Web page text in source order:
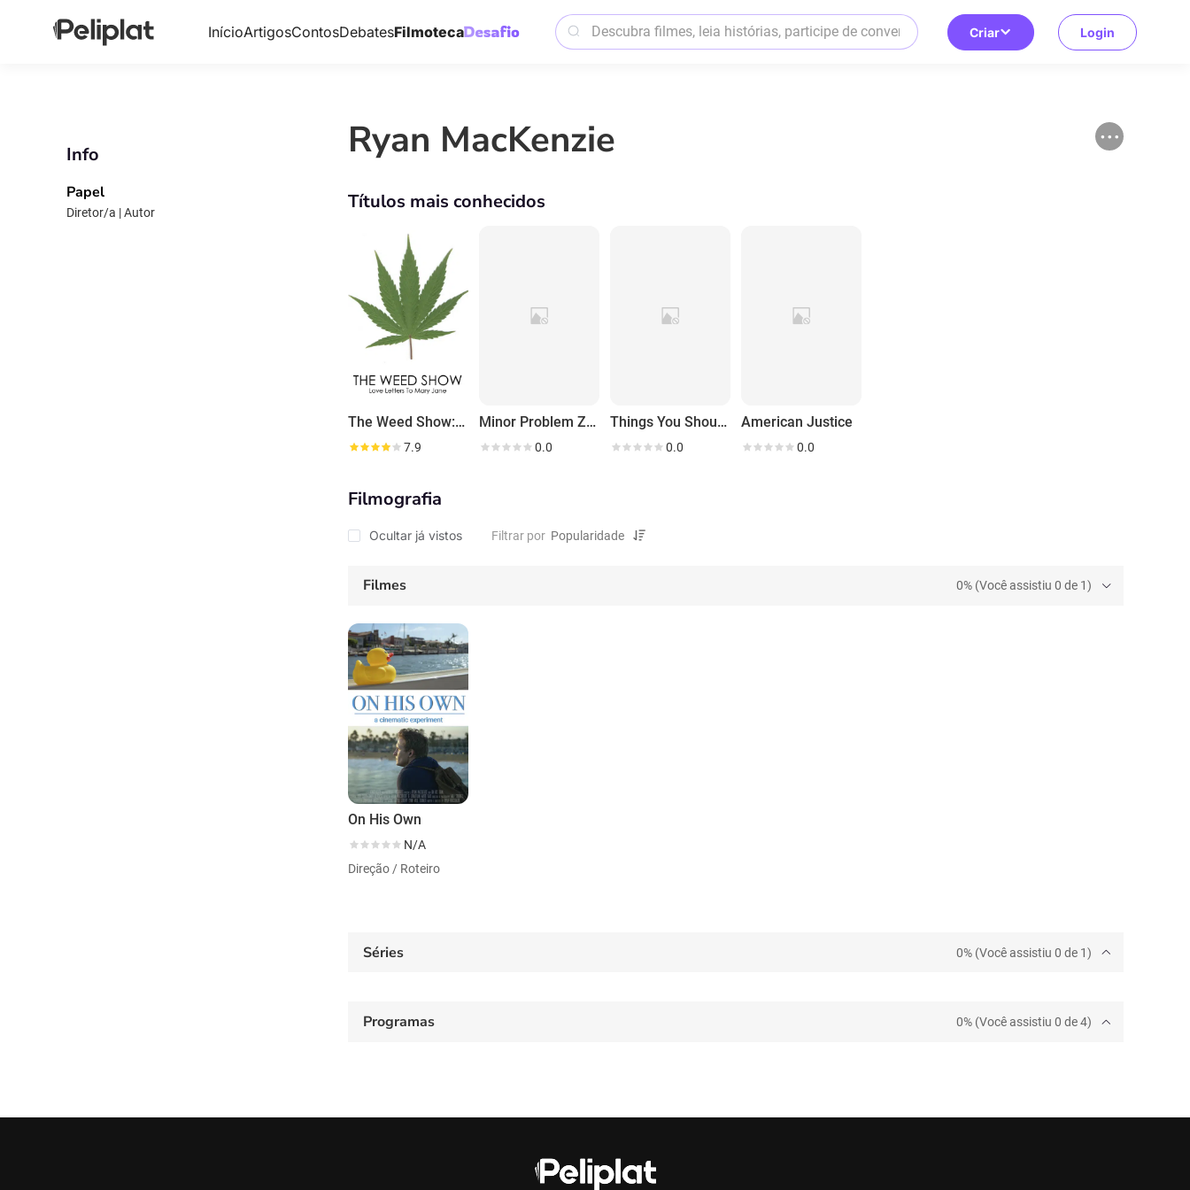
InícioArtigosContosDebatesFilmoteca Criar Login
Info
Papel
Diretor/a | Autor
Ryan MacKenzie
Títulos mais conhecidos
The Weed Show: Love Letters to Mary Jane
7.9
Minor Problem Zombie
0.0
Things You Should Know with Bob Pope
0.0
American Justice
0.0
Filmografia
Ocultar já vistos Filtrar por
Filmes 0% (Você assistiu 0 de 1)
On His Own
N/A
Direção / Roteiro
Séries 0% (Você assistiu 0 de 1)
Programas 0% (Você assistiu 0 de 4)